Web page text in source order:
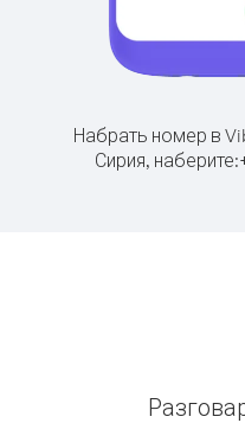
Набрать номер в
Сирия, наберите: